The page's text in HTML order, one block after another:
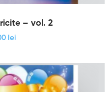
– vol. 2
lei